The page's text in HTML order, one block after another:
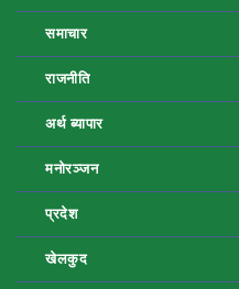
समाचार
राजनीति
अर्थ ब्यापार
मनोरञ्जन
प्रदेश
खेलकुद